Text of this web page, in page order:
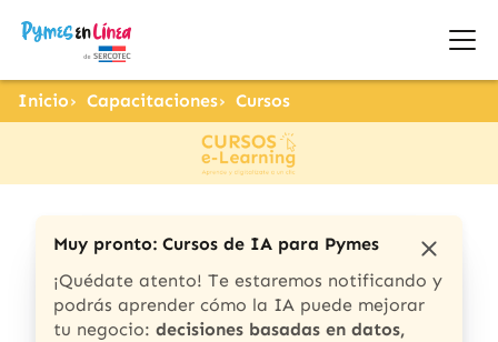
Inicio Capacitaciones Cursos
Muy pronto: Cursos de IA para Pymes
¡Quédate atento! Te estaremos notificando y
podrás aprender cómo la IA puede mejorar
tu negocio: decisiones basadas en datos,